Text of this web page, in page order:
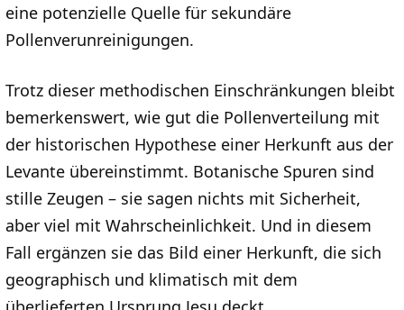
eine potenzielle Quelle für sekundäre
Pollenverunreinigungen.
Trotz dieser methodischen Einschränkungen bleibt
bemerkenswert, wie gut die Pollenverteilung mit
der historischen Hypothese einer Herkunft aus der
Levante übereinstimmt. Botanische Spuren sind
stille Zeugen – sie sagen nichts mit Sicherheit,
aber viel mit Wahrscheinlichkeit. Und in diesem
Fall ergänzen sie das Bild einer Herkunft, die sich
geographisch und klimatisch mit dem